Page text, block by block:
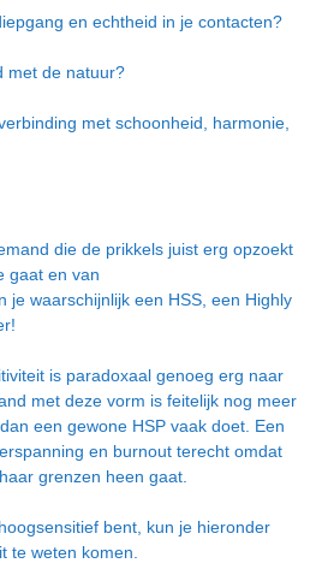
en echtheid in je contacten?
met de natuur?
met schoonheid, harmonie,
die de prikkels juist erg opzoekt
gaat en van
je waarschijnlijk een HSS, een Highly
is paradoxaal genoeg erg naar
met deze vorm is feitelijk nog meer
een gewone HSP vaak doet. Een
en burnout terecht omdat
grenzen heen gaat.
bent, kun je hieronder
te weten komen.